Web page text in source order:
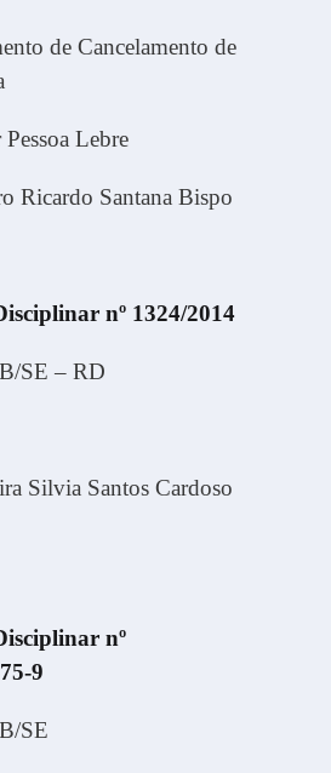
de Cancelamento de
Lebre
Ricardo Santana Bispo
nº 1324/2014
SE – RD
Silvia Santos Cardoso
nº
9
SE